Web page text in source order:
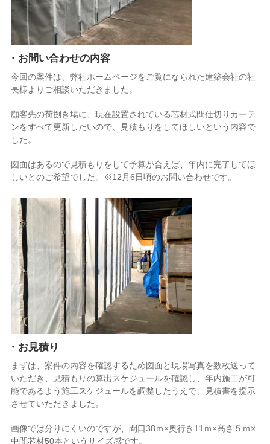
・お問い合わせの内容
今回の案件は、弊社ホームページをご覧になられた建築会社の社
長様よりご相談いただきました。
顧客先の荷捌き場に、現在設置されている芯材式間仕切りカーテ
ンをすべて更新したいので、見積もりをしてほしいという内容で
した。
図面はあるので見積もりをして予算が合えば、年内に完了してほ
しいとのご希望でした。※12月6日頃のお問い合わせです。
・お見積り
まずは、案件の内容を確認するため図面と現場写真を数枚送って
いただき、見積もりの算出スケジュールを確認し、年内施工が可
能であるよう施工スケジュールを調整したうえで、見積書を提示
させていただきました。
画像では分りにくいのですが、間口38ｍ×奥行き11ｍ×高さ５ｍ×
中間芯材50本というサイズ感です。